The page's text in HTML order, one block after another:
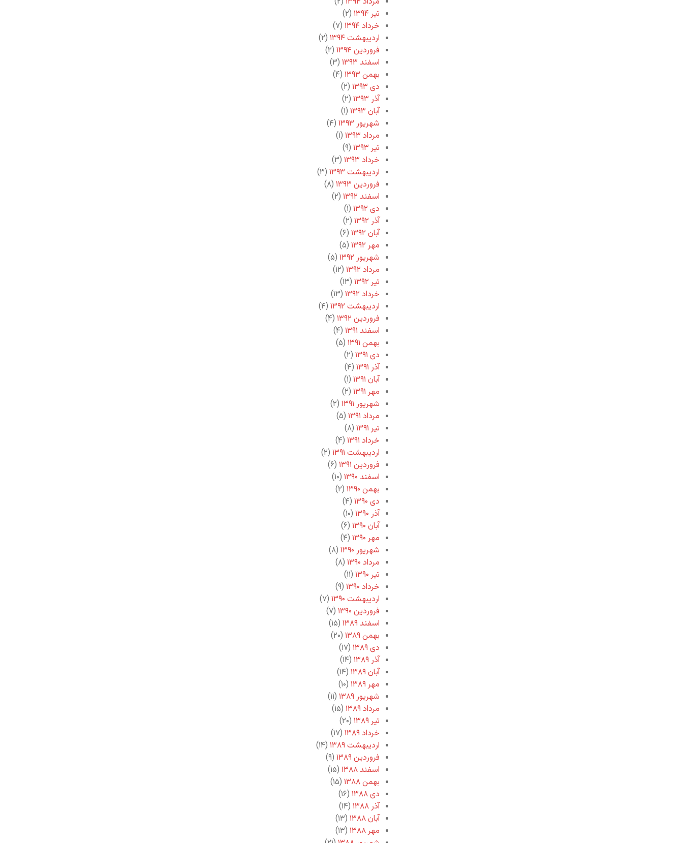
تیر ۱۳۹۴
(۲)
خرداد ۱۳۹۴
(۷)
اردیبهشت ۱۳۹۴
(۲)
فروردین ۱۳۹۴
(۲)
اسفند ۱۳۹۳
(۳)
بهمن ۱۳۹۳
(۴)
دی ۱۳۹۳
(۲)
آذر ۱۳۹۳
(۲)
آبان ۱۳۹۳
(۱)
شهریور ۱۳۹۳
(۴)
مرداد ۱۳۹۳
(۱)
تیر ۱۳۹۳
(۹)
خرداد ۱۳۹۳
(۳)
اردیبهشت ۱۳۹۳
(۳)
فروردین ۱۳۹۳
(۸)
اسفند ۱۳۹۲
(۲)
دی ۱۳۹۲
(۱)
آذر ۱۳۹۲
(۲)
آبان ۱۳۹۲
(۶)
مهر ۱۳۹۲
(۵)
شهریور ۱۳۹۲
(۵)
مرداد ۱۳۹۲
(۱۲)
تیر ۱۳۹۲
(۱۳)
خرداد ۱۳۹۲
(۱۳)
اردیبهشت ۱۳۹۲
(۴)
فروردین ۱۳۹۲
(۴)
اسفند ۱۳۹۱
(۴)
بهمن ۱۳۹۱
(۵)
دی ۱۳۹۱
(۲)
آذر ۱۳۹۱
(۴)
آبان ۱۳۹۱
(۱)
مهر ۱۳۹۱
(۲)
شهریور ۱۳۹۱
(۲)
مرداد ۱۳۹۱
(۵)
تیر ۱۳۹۱
(۸)
خرداد ۱۳۹۱
(۴)
اردیبهشت ۱۳۹۱
(۲)
فروردین ۱۳۹۱
(۶)
اسفند ۱۳۹۰
(۱۰)
بهمن ۱۳۹۰
(۲)
دی ۱۳۹۰
(۴)
آذر ۱۳۹۰
(۱۰)
آبان ۱۳۹۰
(۶)
مهر ۱۳۹۰
(۴)
شهریور ۱۳۹۰
(۸)
مرداد ۱۳۹۰
(۸)
تیر ۱۳۹۰
(۱۱)
خرداد ۱۳۹۰
(۹)
اردیبهشت ۱۳۹۰
(۷)
فروردین ۱۳۹۰
(۷)
اسفند ۱۳۸۹
(۱۵)
بهمن ۱۳۸۹
(۲۰)
دی ۱۳۸۹
(۱۷)
آذر ۱۳۸۹
(۱۴)
آبان ۱۳۸۹
(۱۴)
مهر ۱۳۸۹
(۱۰)
شهریور ۱۳۸۹
(۱۱)
مرداد ۱۳۸۹
(۱۵)
تیر ۱۳۸۹
(۲۰)
خرداد ۱۳۸۹
(۱۷)
اردیبهشت ۱۳۸۹
(۱۴)
فروردین ۱۳۸۹
(۹)
اسفند ۱۳۸۸
(۱۵)
بهمن ۱۳۸۸
(۱۵)
دی ۱۳۸۸
(۱۶)
آذر ۱۳۸۸
(۱۴)
آبان ۱۳۸۸
(۱۳)
مهر ۱۳۸۸
(۱۳)